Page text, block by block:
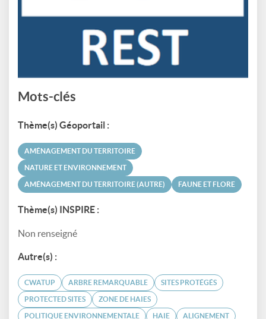
Mots-clés
Thème(s) Géoportail :
AMÉNAGEMENT DU TERRITOIRE
NATURE ET ENVIRONNEMENT
AMÉNAGEMENT DU TERRITOIRE (AUTRE) FAUNE ET FLORE
Thème(s) INSPIRE :
Non renseigné
Autre(s) :
CWATUP ARBRE REMARQUABLE SITES PROTÉGÉS
PROTECTED SITES ZONE DE HAIES
POLITIQUE ENVIRONNEMENTALE HAIE ALIGNEMENT